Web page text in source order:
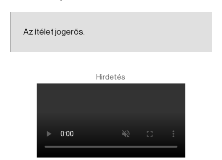
Az ítélet jogerős.
Hirdetés